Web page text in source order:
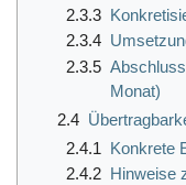
2.3.3
2.3.4
2.3.5
Monat)
2.4
2.4.1 Konkrete
2.4.2 Hinweise